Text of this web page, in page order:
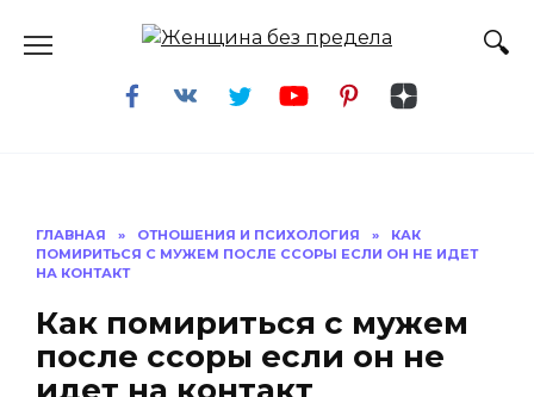
ГЛАВНАЯ » ОТНОШЕНИЯ И ПСИХОЛОГИЯ »
КАК
ПОМИРИТЬСЯ С МУЖЕМ ПОСЛЕ ССОРЫ ЕСЛИ ОН НЕ ИДЕТ
НА КОНТАКТ
Как помириться с мужем
после ссоры если он не